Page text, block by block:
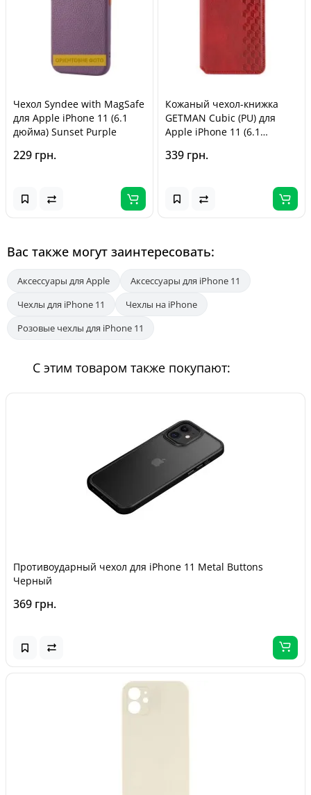
Чехол Syndee with MagSafe
для Apple iPhone 11 (6.1
дюйма) Sunset Purple
229 грн.
Кожаный чехол-книжка
GETMAN Cubic (PU) для
Apple iPhone 11 (6.1
339 грн.
Вас также могут заинтересовать:
Аксессуары для Apple
Аксессуары для iPhone 11
Чехлы для iPhone 11
Чехлы на iPhone
Розовые чехлы для iPhone 11
С этим товаром также покупают:
Противоударный чехол для iPhone 11 Metal Buttons
Черный
369 грн.